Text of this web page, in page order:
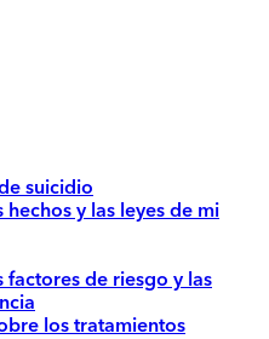
suicidio
y las leyes de mi
de riesgo y las
los tratamientos